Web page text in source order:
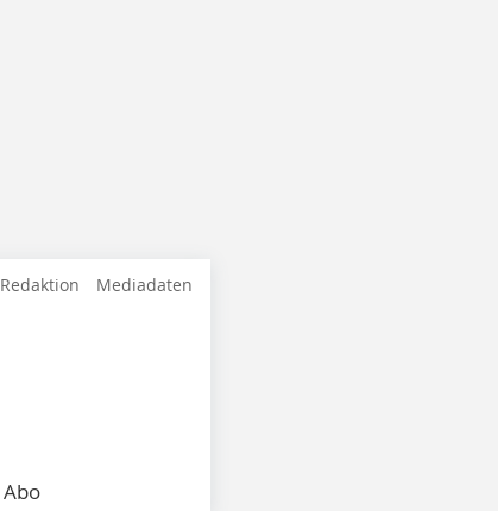
Mediadaten
Abo